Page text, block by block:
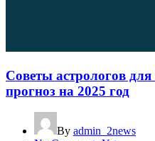
Советы астрологов
прогноз на 2025 год
By admin_2news